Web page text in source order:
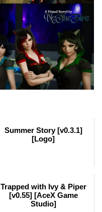
Summer Story [v0.3.1]
[Logo]
Trapped with Ivy & Piper
[v0.55] [AceX Game
Studio]